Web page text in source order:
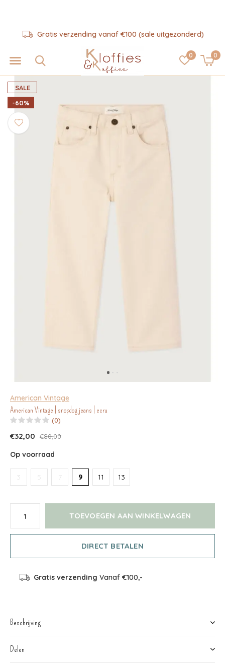
0 0
Gratis verzending vanaf €100 (sale uitgezonderd)
SALE
-60%
American Vintage
American Vintage | snopdog jeans | ecru
(0)
€32,00 €80,00
Op voorraad
3 5 9 11 13
TOEVOEGEN AAN WINKELWAGEN
DIRECT BETALEN
Gratis verzending Vanaf €100,-
Beschrijving
Delen